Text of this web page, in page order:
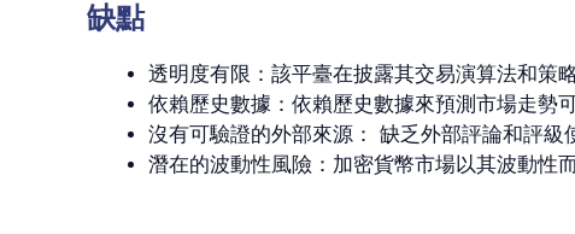
缺點
透明度有限：該平臺在披露其交易演算法和策
依賴歷史數據：依賴歷史數據來預測市場走勢
沒有可驗證的外部來源： 缺乏外部評論和評級
潛在的波動性風險：加密貨幣市場以其波動性